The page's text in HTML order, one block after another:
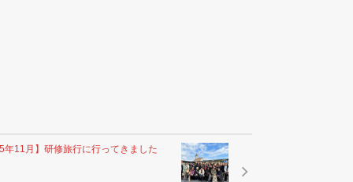
年11月】研修旅行に行ってきました